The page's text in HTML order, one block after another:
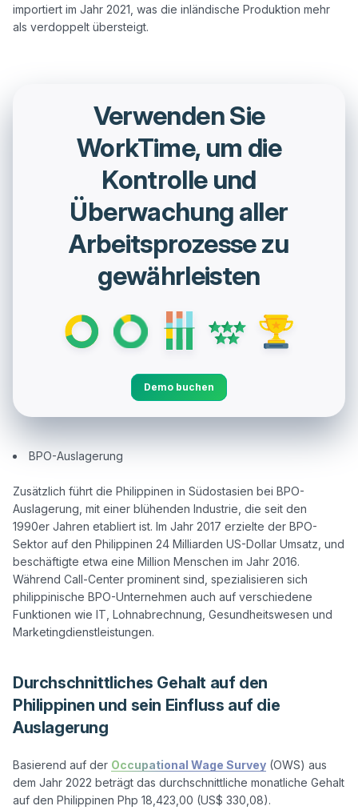
importiert im Jahr 2021, was die inländische Produktion mehr
Verwenden Sie
WorkTime, um die
Kontrolle und
Überwachung aller
Arbeitsprozesse zu
gewährleisten
Demo buchen
BPO-Auslagerung
Zusätzlich führt die Philippinen in Südostasien bei BPO-
Auslagerung, mit einer blühenden Industrie, die seit den
1990er Jahren etabliert ist. Im Jahr 2017 erzielte der BPO-
Sektor auf den Philippinen 24 Milliarden US-Dollar Umsatz, und
beschäftigte etwa eine Million Menschen im Jahr 2016.
Während Call-Center prominent sind, spezialisieren sich
philippinische BPO-Unternehmen auch auf verschiedene
Funktionen wie IT, Lohnabrechnung, Gesundheitswesen und
Durchschnittliches Gehalt auf den
Philippinen und sein Einfluss auf die
Auslagerung
Basierend auf der Occupational Wage Survey (OWS) aus
dem Jahr 2022 beträgt das durchschnittliche monatliche Gehalt
auf den Philippinen Php 18,423,00 (US$ 330,08).